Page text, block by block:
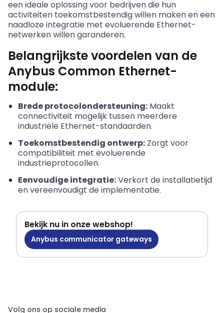
een ideale oplossing voor bedrijven die hun
activiteiten toekomstbestendig willen maken en een
naadloze integratie met evoluerende Ethernet-
netwerken willen garanderen.
Belangrijkste voordelen van de
Anybus Common Ethernet-
module:
Brede protocolondersteuning: Maakt
connectiviteit mogelijk tussen meerdere
industriële Ethernet-standaarden.
Toekomstbestendig ontwerp: Zorgt voor
compatibiliteit met evoluerende
industrieprotocollen.
Eenvoudige integratie:Verkort de installatietijd
en vereenvoudigt de implementatie.
Bekijk nu in onze webshop!
Anybus communicator gateways
Volg ons op sociale media